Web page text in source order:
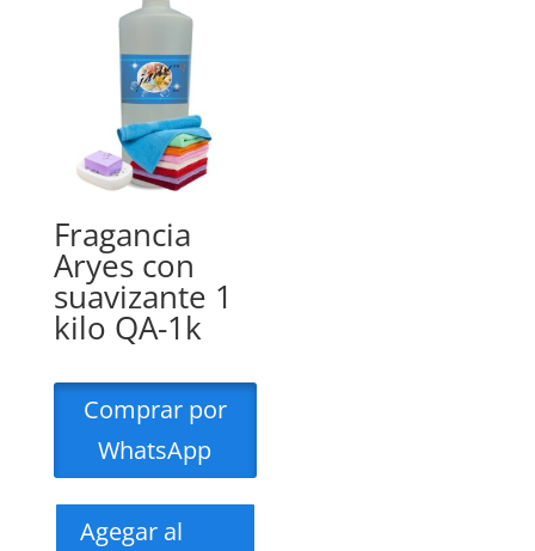
Fragancia
Aryes con
suavizante 1
kilo QA-1k
Comprar por
WhatsApp
Agegar al